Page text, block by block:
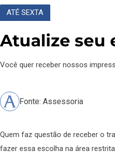
ATÉ SEXTA
Atualize seu
Você quer receber nossos
Fonte: Assessoria
Quem faz questão de receber o
fazer essa escolha na área